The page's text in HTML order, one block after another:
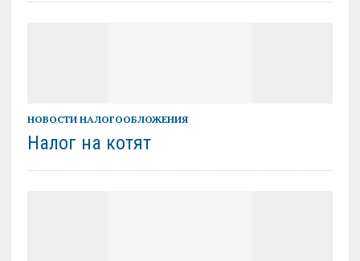
НОВОСТИ НАЛОГООБЛОЖЕНИЯ
Налог на котят